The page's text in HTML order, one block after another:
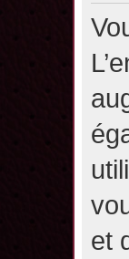
et